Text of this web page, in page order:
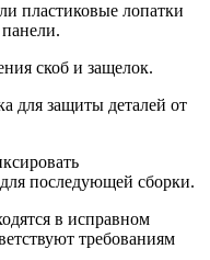
пластиковые лопатки
скоб и защелок.
для защиты деталей от
для последующей сборки.
в исправном
требованиям